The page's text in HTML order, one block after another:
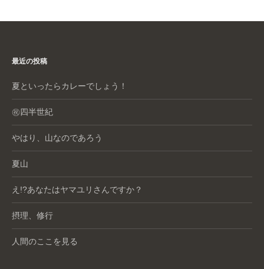
最近の投稿
夏といったらカレーでしょう！
㊗️四半世紀
やはり、山なのであろう
夏山
え!?あなたはヤマユリさんですか？
摂理、修行
人間のここを見る